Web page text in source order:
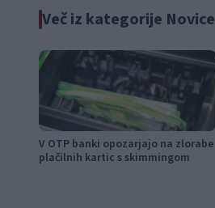
Več iz kategorije Novice
V OTP banki opozarjajo na zlorabe
plačilnih kartic s skimmingom